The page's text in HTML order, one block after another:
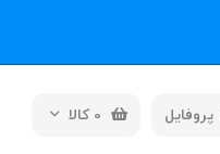
0 کالا پروفایل